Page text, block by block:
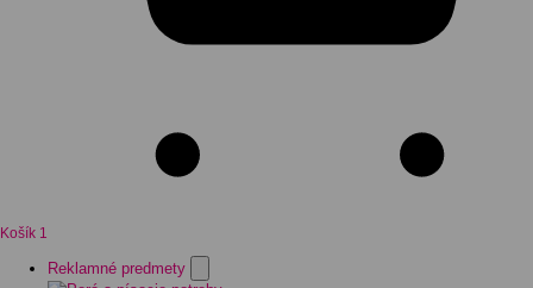
Košík 1
Reklamné predmety